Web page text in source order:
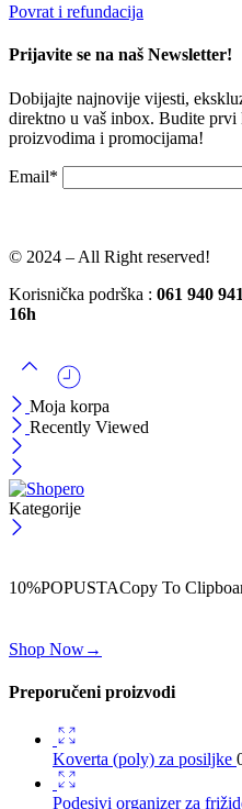
Povrat i refundacija
Prijavite se na naš Newsletter!
Dobijajte najnovije vijesti,
direktno u vaš inbox. Budite prvi
proizvodima i promocijama!
Email*
© 2024 – All Right reserved!
Korisnička podrška : 061 940
16h
Moja korpa
Recently Viewed
Kategorije
10%POPUSTACopy To
Shop Now→
Preporučeni proizvodi
Koverta (poly) za posiljke
Podesivi organizer za